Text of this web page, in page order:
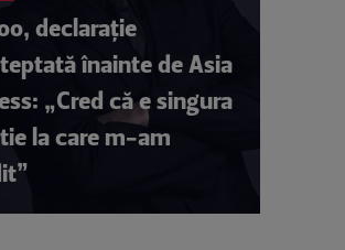
declarație
înainte de Asia
„Cred că e singura
la care m-am